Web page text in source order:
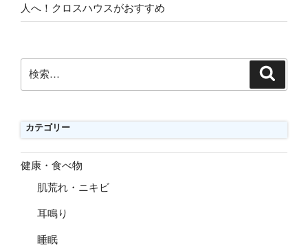
人へ！クロスハウスがおすすめ
索:
カテゴリー
健康・食べ物
肌荒れ・ニキビ
耳鳴り
睡眠